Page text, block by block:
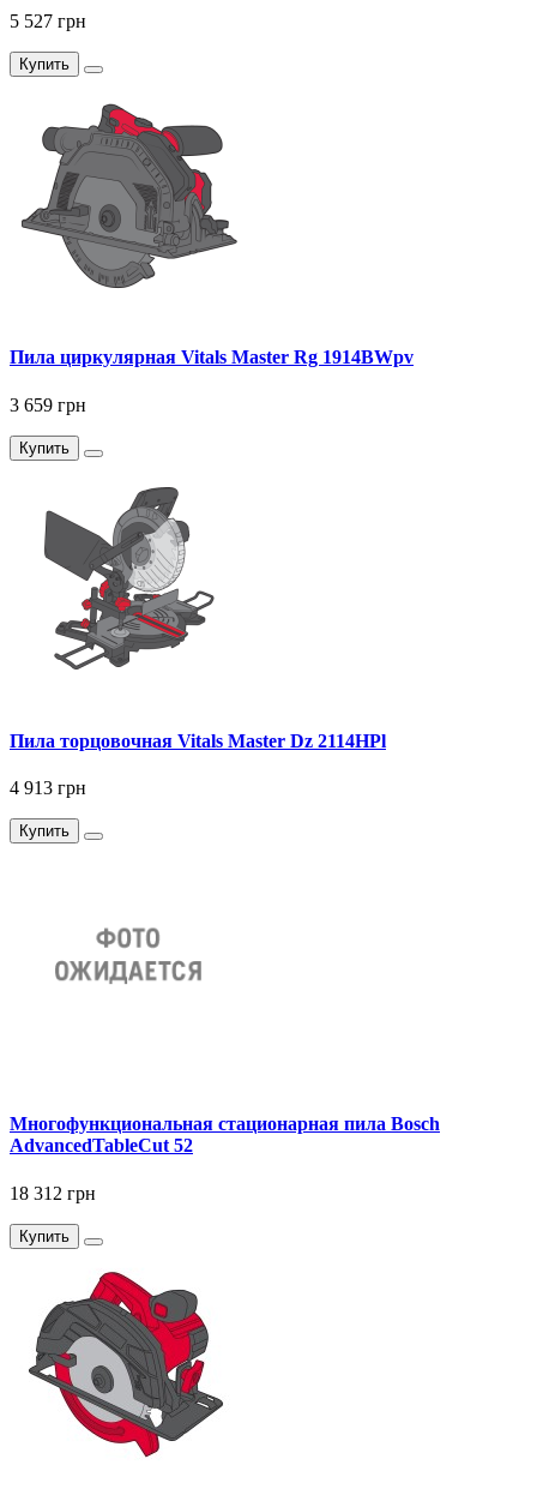
5 527 грн
Купить
Пила циркулярная Vitals Master Rg 1914BWpv
3 659 грн
Купить
Пила торцовочная Vitals Master Dz 2114HPl
4 913 грн
Купить
Многофункциональная стационарная пила Bosch
AdvancedTableCut 52
18 312 грн
Купить